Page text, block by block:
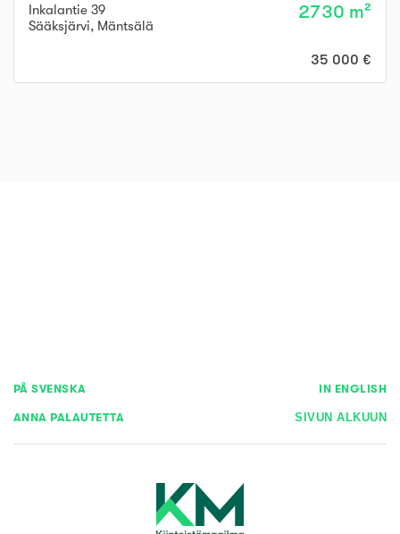
Inkalantie 39
Sääksjärvi, Mäntsälä
2730 m²
35 000 €
PÅ SVENSKA IN ENGLISH
ANNA PALAUTETTA SIVUN ALKUUN